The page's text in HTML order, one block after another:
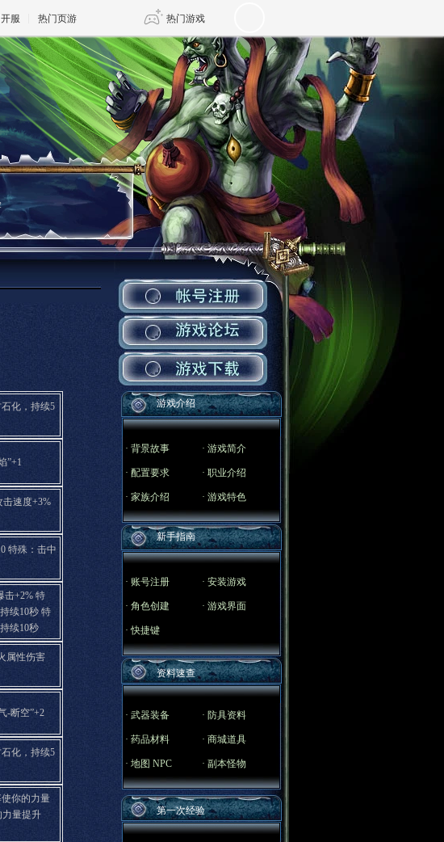
服 热门页游 热门游戏
魔兽 DNF 传奇4
天堂 剑网3旗舰版 新天龙八部
王权与自由 诛仙世界 仙剑世界
化，持续5
”+1
击速度+3%
特殊：击中
击+2% 特
续10秒 特
续10秒
属性伤害
-断空”+2
化，持续5
你的力量
力量提升
游戏介绍
· 背景故事 · 游戏简介
· 配置要求 · 职业介绍
· 家族介绍 · 游戏特色
新手指南
· 账号注册 · 安装游戏
· 角色创建 · 游戏界面
·快捷键
资料速查
· 武器装备 · 防具资料
· 药品材料 · 商城道具
· 地图 NPC · 副本怪物
第一次经验